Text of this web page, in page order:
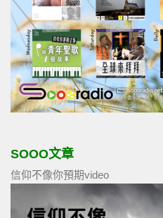
SOOO文章
信仰不像你預期video